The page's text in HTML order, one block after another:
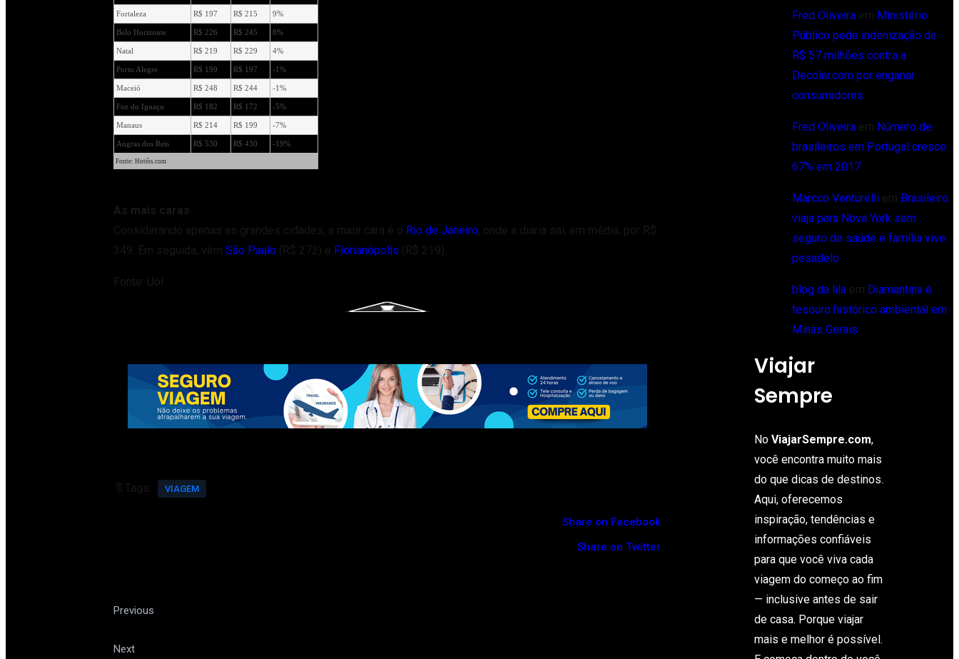
Fortaleza R$ 197 R$ 215 9%
Belo Horizonte R$ 226 R$ 245 8%
Natal R$ 219 R$ 229 4%
Porto Alegre R$ 199 R$ 197 -1%
Maceió R$ 248 R$ 244 -1%
Foz do Iguaçu R$ 182 R$ 172 -5%
Manaus R$ 214 R$ 199 -7%
Angras dos Reis R$ 530 R$ 430 -19%
Fonte: Hotéis.com
As mais caras
Considerando apenas as grandes cidades, a mais cara é o Rio de Janeiro, onde a diária sai, em média, por R$
349. Em seguida, vêmSão Paulo (R$ 272) e Florianópolis (R$ 219).
Fonte: Uol
🔖Tags: VIAGEM
Share on Facebook
Share on Twitter
Previous
Next
Fred Oliveira em Ministério
Público pede indenização de
R$ 57 milhões contra a
Decolar.com por enganar
consumidores
Fred Oliveira em Número de
brasileiros em Portugal cresce
67% em 2017
Marcco Venturelli em Brasileiro
viaja para Nova York sem
seguro de saúde e família vive
pesadelo
blog da lila em Diamantina é
tesouro histórico ambiental em
Minas Gerais
Viajar
Sempre
NoViajarSempre.com,
você encontra muito mais
do que dicas de destinos.
Aqui, oferecemos
inspiração, tendências e
informações confiáveis
para que você viva cada
viagem do começo ao fim
— inclusive antes de sair
de casa. Porque viajar
mais e melhor é possível.